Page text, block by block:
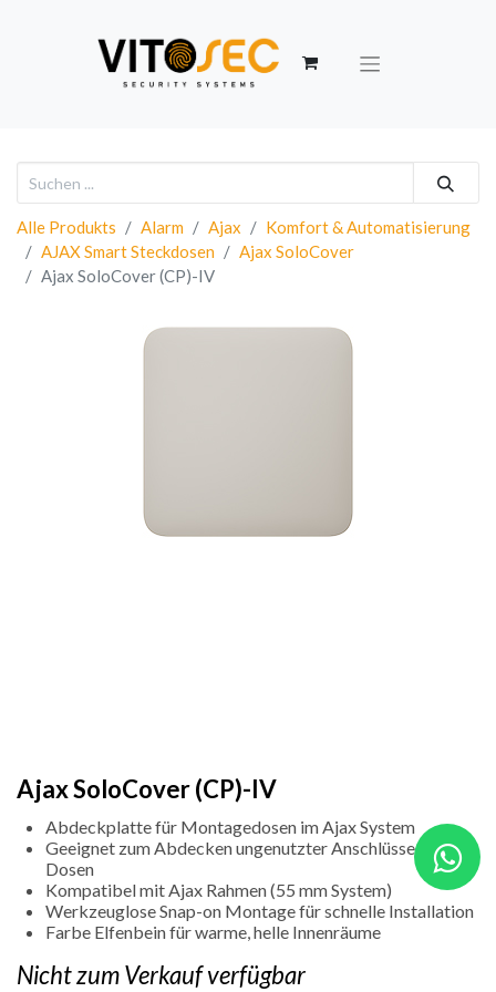
Alle Produkts Alarm Ajax
Komfort & Automatisierung
AJAX Smart Steckdosen
Ajax SoloCover
Ajax SoloCover (CP)-IV
Ajax SoloCover (CP)-IV
Abdeckplatte für Montagedosen im Ajax System
Geeignet zum Abdecken ungenutzter Anschlüsse oder
Dosen
Kompatibel mit Ajax Rahmen (55 mm System)
Werkzeuglose Snap-on Montage für schnelle Installation
Farbe Elfenbein für warme, helle Innenräume
Nicht zum Verkauf verfügbar